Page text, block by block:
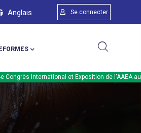
Anglais Menu du
Se connecter
et Exposition de l'AAEA aura lieu en